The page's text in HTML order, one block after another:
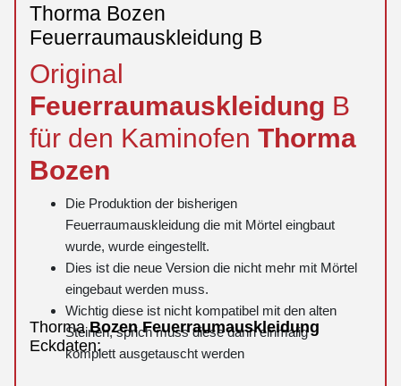
Thorma Bozen
Feuerraumauskleidung B
Original
Feuerraumauskleidung B
für den Kaminofen Thorma
Bozen
Die Produktion der bisherigen
Feuerraumauskleidung die mit Mörtel eingbaut
wurde, wurde eingestellt.
Dies ist die neue Version die nicht mehr mit Mörtel
eingebaut werden muss.
Wichtig diese ist nicht kompatibel mit den alten
Steinen, sprich muss diese dann einmalig
komplett ausgetauscht werden
ThormaBozen Feuerraumauskleidung
Eckdaten: